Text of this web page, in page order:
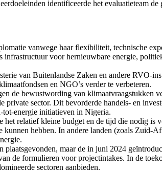
identificeerde het evaluatieteam
vanwege haar flexibiliteit, technische
voor hernieuwbare energie,
van Buitenlandse Zaken en andere RVO-
en NGO’s verder te verbeteren.
de bewustwording van klimaatvraagstukken
sector. Dit bevorderde handels- en
tot-energie initiatieven in Nigeria.
relatief kleine budget en de tijd die nodig is
hebben. In andere landen (zoals Zuid-
maar de in juni 2024
de formulieren voor projectintakes. In de
sectoren aanbieden.